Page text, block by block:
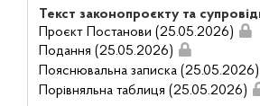
Текст законопроєкту та
Проєкт Постанови (25.05.2026)
Подання (25.05.2026)
Пояснювальна записка (25.05.2026)
Порівняльна таблиця (25.05.2026)